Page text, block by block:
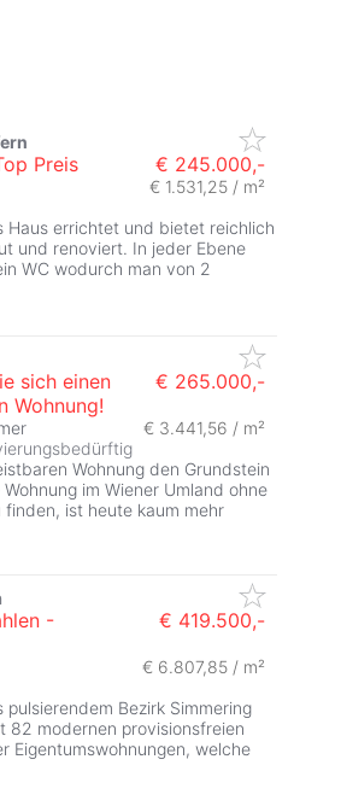
Preis € 245.000,-
€ 1.531,25 / m²
Haus errichtet und bietet reichlich
und renoviert. In jeder Ebene
WC wodurch man von 2
sich einen
Wohnung!
€ 265.000,-
€ 3.441,56 / m²
Wohnung den Grundstein
im Wiener Umland ohne
ist heute kaum mehr
-
€ 419.500,-
€ 6.807,85 / m²
Bezirk Simmering
82 modernen provisionsfreien
Eigentumswohnungen, welche